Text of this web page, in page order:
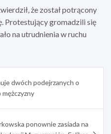
że został potrącony
Protestujący gromadzili się
na utrudnienia w ruchu
dwóch podejrzanych o
ponownie zasiada na